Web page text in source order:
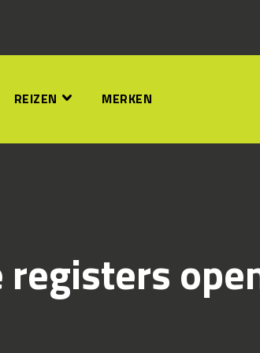
REIZEN MERKEN